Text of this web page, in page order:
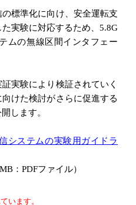
標準化に向け、安全運転支
実験に対応するため、5.8G
ムの無線区間インタフェー
実験により検証されていく
けた検討がさらに促進する
します。
システムの実験用ガイドラ
：PDFファイル）
います。